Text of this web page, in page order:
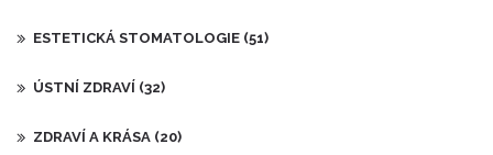
ESTETICKÁ STOMATOLOGIE (51)
ÚSTNÍ ZDRAVÍ (32)
ZDRAVÍ A KRÁSA (20)